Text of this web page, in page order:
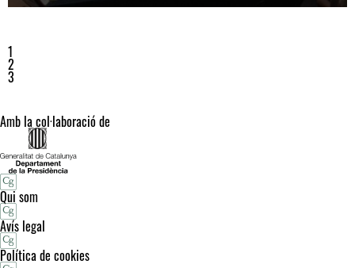
1
2
3
Amb la col·laboració de
Qui som
Avís legal
Política de cookies